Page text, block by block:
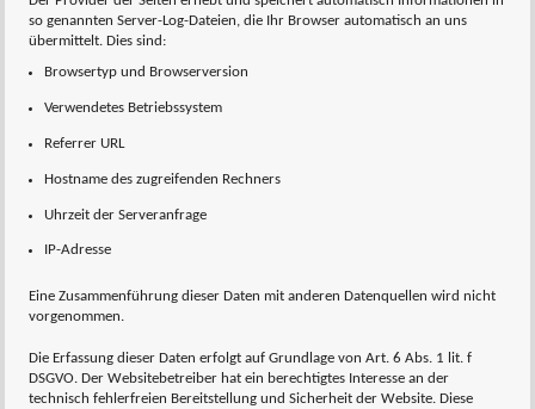
so genannten Server-Log-Dateien, die Ihr Browser automatisch an uns
übermittelt. Dies sind:
Browsertyp und Browserversion
Verwendetes Betriebssystem
Referrer URL
Hostname des zugreifenden Rechners
Uhrzeit der Serveranfrage
IP-Adresse
Eine Zusammenführung dieser Daten mit anderen Datenquellen wird nicht
vorgenommen.
Die Erfassung dieser Daten erfolgt auf Grundlage von Art. 6 Abs. 1 lit. f
DSGVO. Der Websitebetreiber hat ein berechtigtes Interesse an der
technisch fehlerfreien Bereitstellung und Sicherheit der Website. Diese